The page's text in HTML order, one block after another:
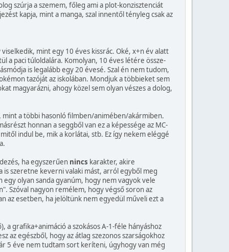
szúrja a szemem, főleg ami a plot-konzisztenciát
kapja, mint a manga, szal innentől tényleg csak az
mint egy 10 éves kissrác. Oké, x+n év alatt
a paci túloldalára. Komolyan, 10 éves létére össze-
is legalább egy 20 évesé. Szal én nem tudom,
tazóját az iskolában. Mondjuk a többieket sem
magyarázni, ahogy közel sem olyan vészes a dolog,
mint a többi hasonló filmben/animében/akármiben.
honnan a seggből van ez a képessége az MC-
indul be, mik a korlátai, stb. Ez így nekem eléggé
ha egyszerűen nincs karakter, akire
is szeretne keverni valaki mást, arról egyből meg
egy olyan sanda gyanúm, hogy nem vagyok vele
Szóval nagyon remélem, hogy végső soron az
az esetben, ha jelöltünk nem egyedül műveli ezt a
a grafika+animáció a szokásos A-1-féle hányáshoz
az egészből, hogy az átlag szezonos szarságokhoz
5 éve nem tudtam sort keríteni, úgyhogy van még